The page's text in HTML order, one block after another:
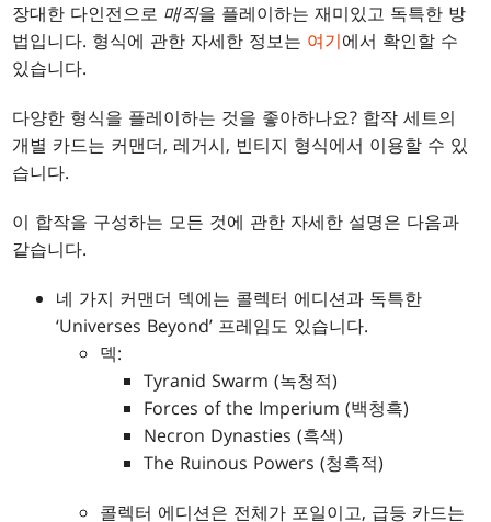
장대한 다인전으로 매직을 플레이하는 재미있고 독특한 방
법입니다. 형식에 관한 자세한 정보는 여기에서 확인할 수
있습니다.
다양한 형식을 플레이하는 것을 좋아하나요? 합작 세트의
개별 카드는 커맨더, 레거시, 빈티지 형식에서 이용할 수 있
습니다.
이 합작을 구성하는 모든 것에 관한 자세한 설명은 다음과
같습니다.
네 가지 커맨더 덱에는 콜렉터 에디션과 독특한
‘Universes Beyond’ 프레임도 있습니다.
덱:
Tyranid Swarm (녹청적)
Forces of the Imperium (백청흑)
Necron Dynasties (흑색)
The Ruinous Powers (청흑적)
콜렉터 에디션은 전체가 포일이고, 급등 카드는